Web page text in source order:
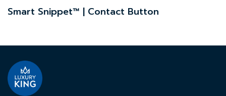
Smart Snippet™ | Contact Button